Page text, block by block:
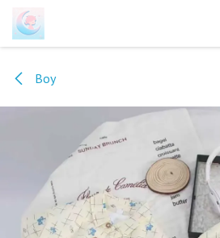
跳至内容
Boy